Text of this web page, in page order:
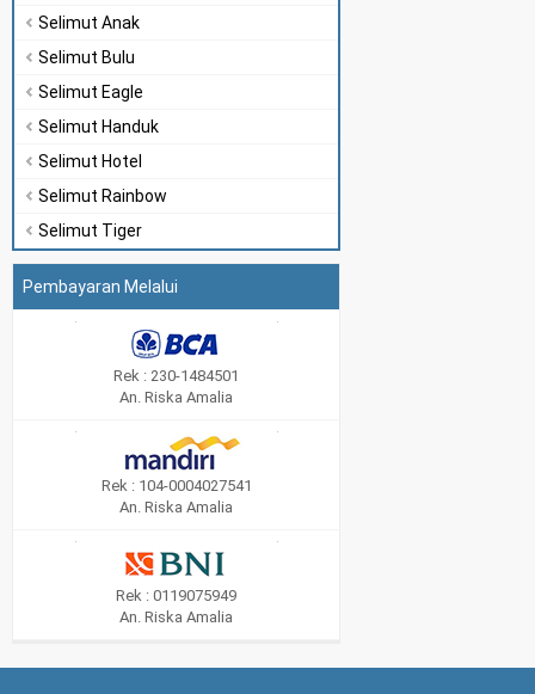
Selimut Anak
Selimut Bulu
Selimut Eagle
Selimut Handuk
Selimut Hotel
Selimut Rainbow
Selimut Tiger
Pembayaran Melalui
Rek : 230-1484501
An. Riska Amalia
Rek : 104-0004027541
An. Riska Amalia
Rek : 0119075949
An. Riska Amalia